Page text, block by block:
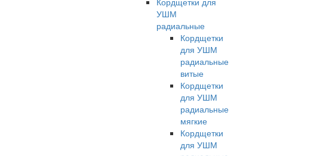
УШМ
радиальные
Кордщетки
для УШМ
радиальные
витые
Кордщетки
для УШМ
радиальные
мягкие
Кордщетки
для УШМ